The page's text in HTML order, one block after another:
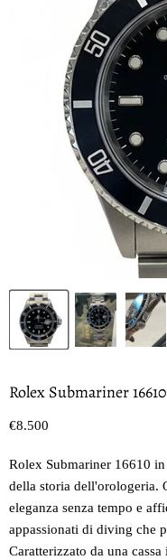
Rolex Submariner
Prezzo oggi
€8.500
Rolex Submariner 16610
della storia dell'orologeria.
eleganza senza tempo e
appassionati di diving che
Caratterizzato da una